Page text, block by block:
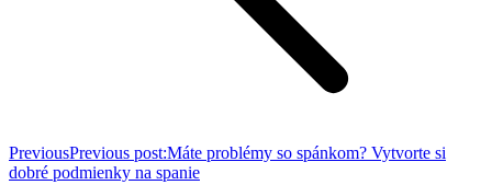
PreviousPrevious post:Máte problémy so spánkom? Vytvorte si
dobré podmienky na spanie